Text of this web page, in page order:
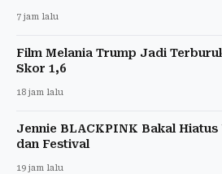
7 jam lalu
Film Melania Trump Jadi
Skor 1,6
18 jam lalu
Jennie BLACKPINK Bakal Hiatus
dan Festival
19 jam lalu